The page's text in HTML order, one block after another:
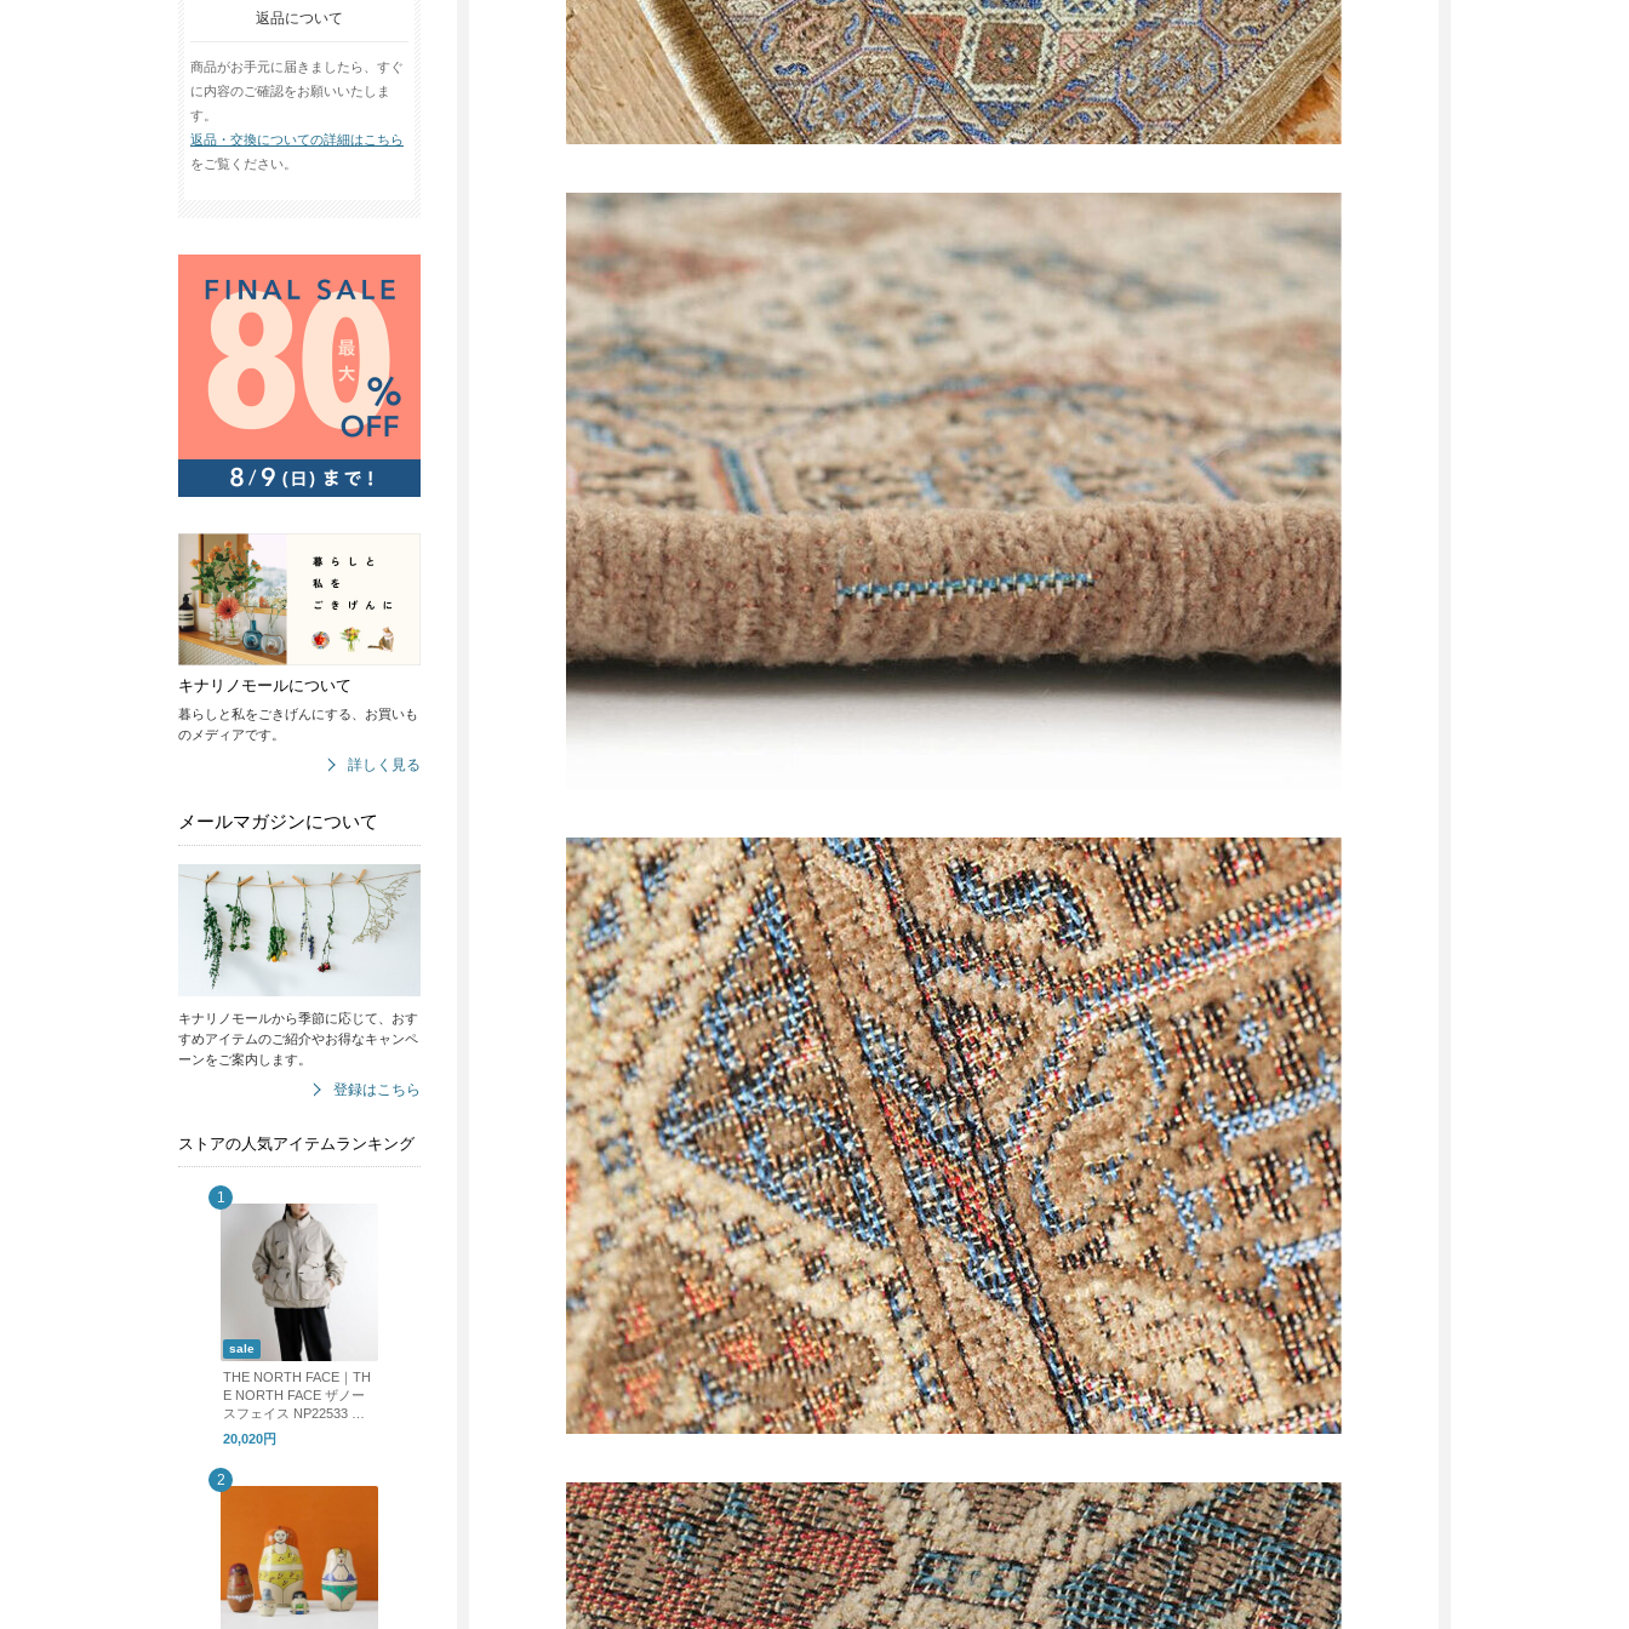
返品について
商品がお手元に届きましたら、すぐ
に内容のご確認をお願いいたしま
す。
返品・交換についての詳細はこちら
をご覧ください。
キナリノモールについて
暮らしと私をごきげんにする、お買いも
のメディアです。
詳しく見る
メールマガジンについて
キナリノモールから季節に応じて、おす
すめアイテムのご紹介やお得なキャンペ
ーンをご案内します。
登録はこちら
ストアの人気アイテムランキング
sale
THE NORTH FACE｜TH
E NORTH FACE ザノー
スフェイス NP22533 フ
ィールドユーティリティ
ジャケット
20,020円